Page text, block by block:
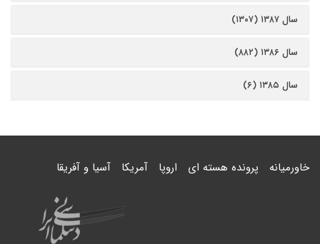
سال ۱۳۸۷ (۱۳۰۷)
سال ۱۳۸۶ (۸۸۲)
سال ۱۳۸۵ (۶)
خاورمیانه پرونده هسته ای اروپا آمریکا آسیا و آفریقا